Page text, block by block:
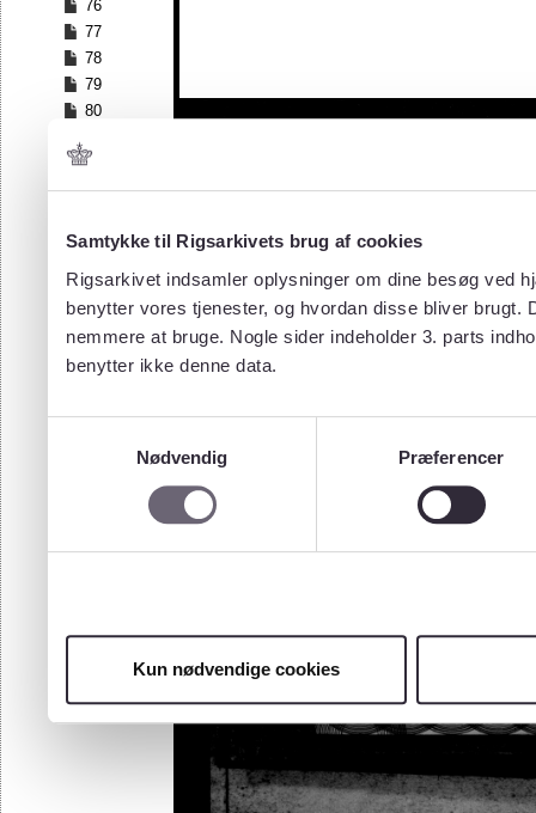
Samtykke til Rigsarkivets brug af cookies
Rigsarkivet indsamler oplysninger om dine besøg ved
benytter vores tjenester, og hvordan disse bliver
nemmere at bruge. Nogle sider indeholder 3. parts
benytter ikke denne data.
Nødvendig
Præferencer
Kun nødvendige cookies
76
77
78
79
80
82